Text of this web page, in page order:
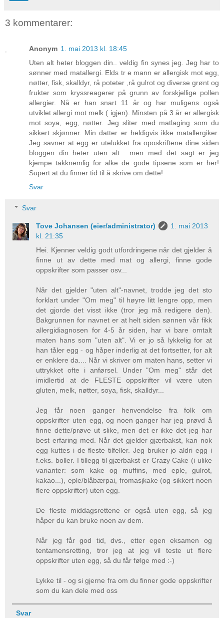
3 kommentarer:
Anonym 1. mai 2013 kl. 18:45
Uten alt heter bloggen din.. veldig fin synes jeg. Jeg har to
sønner med matallergi. Elds tr e mann er allergisk mot egg,
nøtter, fisk, skalldyr, rå poteter ,rå gulrot og diverse grønt og
frukter som kryssreagerer på grunn av forskjellige pollen
allergier. Nå er han snart 11 år og har muligens også
utviklet allergi mot melk ( igjen). Minsten på 3 år er allergisk
mot soya, egg, nøtter. Jeg sliter med matlaging som du
sikkert skjønner. Min datter er heldigvis ikke matallergiker.
Jeg savner at egg er utelukket fra oposkriftene dine siden
bloggen din heter uten alt... men med det sagt er jeg
kjempe takknemlig for alke de gode tipsene som er her!
Supert at du finner tid til å skrive om dette!
Svar
Svar
Tove Johansen (eier/administrator)
1. mai 2013
kl. 21:35
Hei. Kjenner veldig godt utfordringene når det gjelder å
finne ut av dette med mat og allergi, finne gode
oppskrifter som passer osv...
Når det gjelder "uten alt"-navnet, trodde jeg det sto
forklart under "Om meg" til høyre litt lengre opp, men
det gjorde det visst ikke (tror jeg må redigere den).
Bakgrunnen for navnet er at helt siden sønnen vår fikk
allergidiagnosen for 4-5 år siden, har vi bare omtalt
maten hans som "uten alt". Vi er jo så lykkelig for at
han tåler egg - og håper inderlig at det fortsetter, for alt
er enklere da.... Når vi skriver om maten hans, setter vi
uttrykket ofte i anførsel. Under "Om meg" står det
imidlertid at de FLESTE oppskrifter vil være uten
gluten, melk, nøtter, soya, fisk, skalldyr...
Jeg får noen ganger henvendelse fra folk om
oppskrifter uten egg, og noen ganger har jeg prøvd å
finne dette/prøve ut slike, men det er ikke det jeg har
best erfaring med. Når det gjelder gjærbakst, kan nok
egg kuttes i de fleste tilfeller. Jeg bruker jo aldri egg i
f.eks. boller. I tillegg til gjærbakst er Crazy Cake (i ulike
varianter: som kake og muffins, med eple, gulrot,
kakao...), eple/blåbærpai, fromasjkake (og sikkert noen
flere oppskrifter) uten egg.
De fleste middagsrettene er også uten egg, så jeg
håper du kan bruke noen av dem.
Når jeg får god tid, dvs., etter egen eksamen og
tentamensretting, tror jeg at jeg vil teste ut flere
oppskrifter uten egg, så du får følge med :-)
Lykke til - og si gjerne fra om du finner gode oppskrifter
som du kan dele med oss
Svar